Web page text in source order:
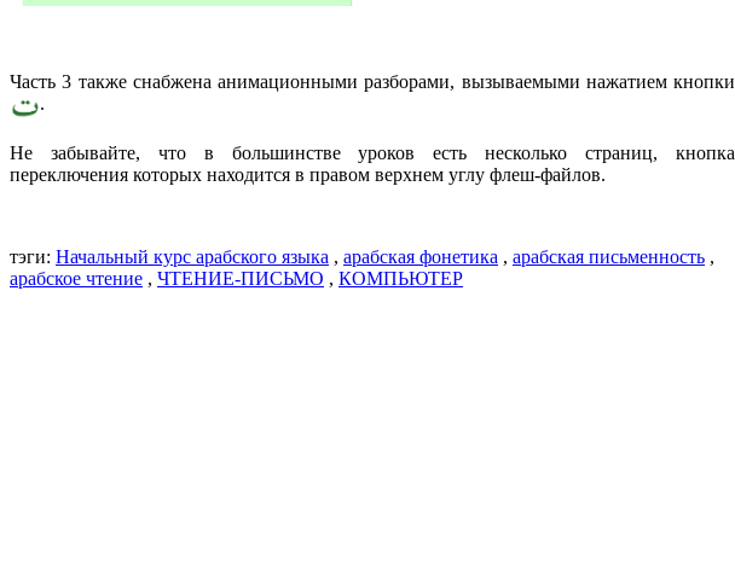
Часть 3 также снабжена анимационными разборами, вызываемыми нажатием кнопки
.
Не забывайте, что в большинстве уроков есть несколько страниц, кнопка
переключения которых находится в правом верхнем углу флеш-файлов.
тэги: Начальный курс арабского языка , арабская фонетика , арабская письменность ,
арабское чтение , ЧТЕНИЕ-ПИСЬМО , КОМПЬЮТЕР